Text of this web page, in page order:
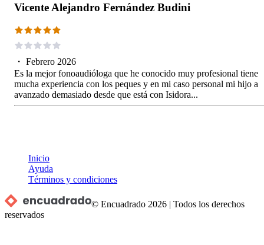
Vicente Alejandro Fernández Budini
・ Febrero 2026
Es la mejor fonoaudióloga que he conocido muy profesional tiene
mucha experiencia con los peques y en mi caso personal mi hijo a
avanzado demasiado desde que está con Isidora...
Inicio
Ayuda
Términos y condiciones
© Encuadrado 2026 |Todos los derechos
reservados